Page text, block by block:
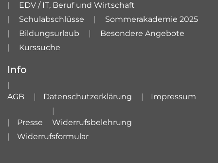
EDV / IT, Beruf und Wirtschaft
Schulabschlüsse
Sommerakademie 2025
Bildungsurlaub
Besondere Angebote
Kurssuche
Info
AGB Datenschutzerklärung Impressum
Presse
Widerrufsbelehrung
Widerrufsformular